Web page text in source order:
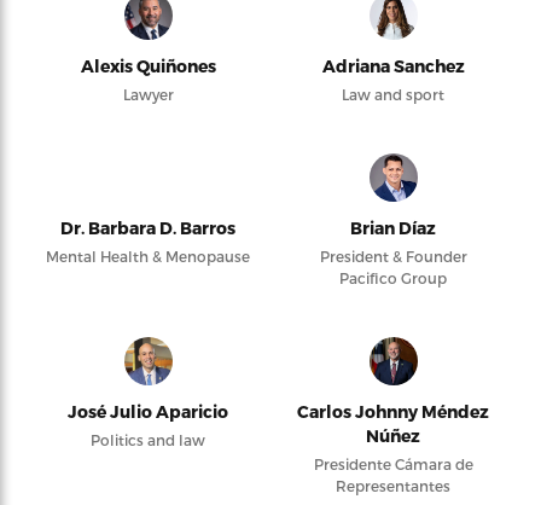
Alexis Quiñones
Lawyer
Adriana Sanchez
Law and sport
Dr. Barbara D. Barros
Mental Health & Menopause
Brian Díaz
President & Founder
Pacifico Group
José Julio Aparicio
Politics and law
Carlos Johnny Méndez
Núñez
Presidente Cámara de
Representantes